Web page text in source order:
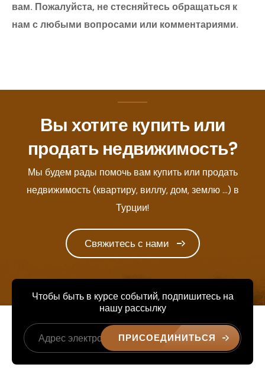
вам. Пожалуйста, не стесняйтесь обращаться к
нам с любыми вопросами или комментариями.
Вы хотите купить или
продать недвижимость?
Мы будем рады помочь вам купить или продать
недвижимость (квартиру, виллу, дом, землю ...) в
Турции!
Свяжитесь с нами
Чтобы быть в курсе событий, подпишитесь на
нашу рассылку
ПРИСОЕДИНИТЬСЯ